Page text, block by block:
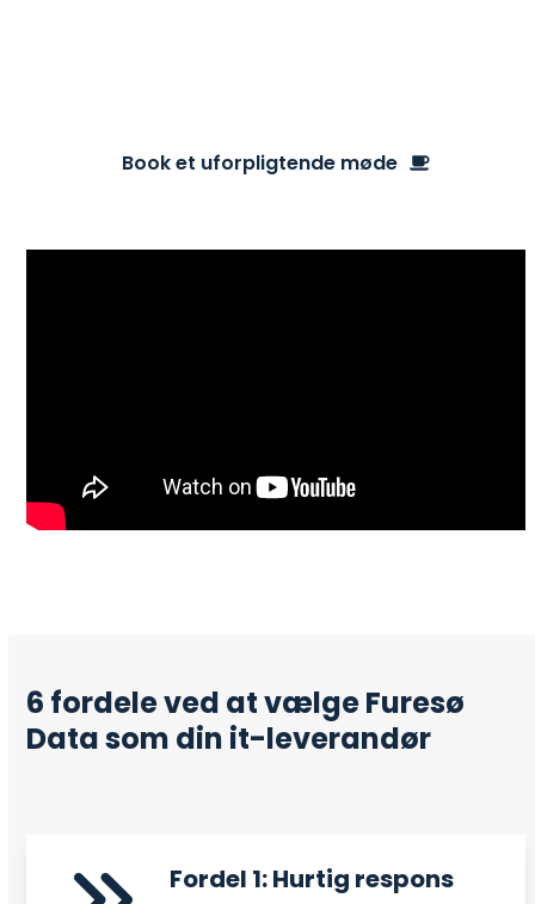
Book et uforpligtende møde
6 fordele ved at vælge Furesø
Data som din it-leverandør
Fordel 1: Hurtig respons